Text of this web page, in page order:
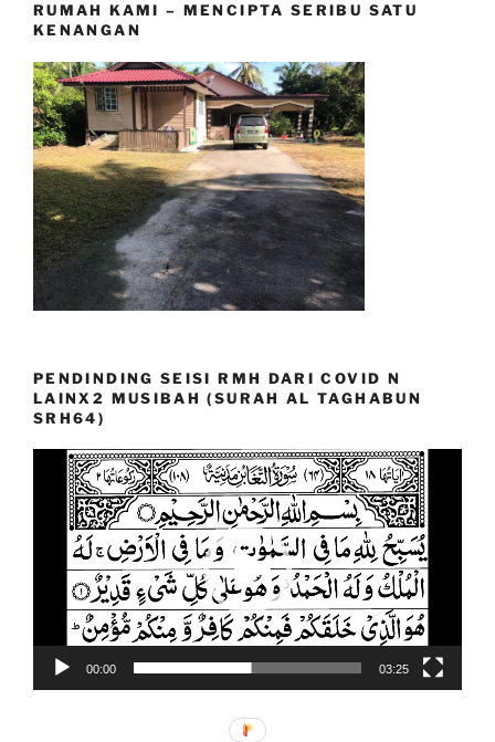
RUMAH KAMI – MENCIPTA SERIBU SATU
KENANGAN
PENDINDING SEISI RMH DARI COVID N
LAINX2 MUSIBAH (SURAH AL TAGHABUN
SRH64)
Video
Player
00:00 03:25